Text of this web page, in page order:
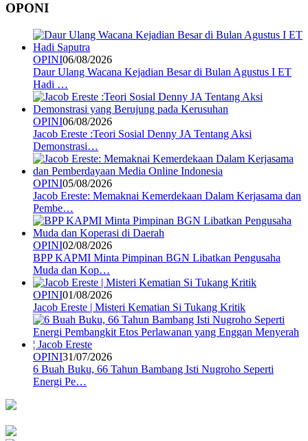
OPONI
OPINI06/08/2026
Daur Ulang Wacana Kejadian Besar di Bulan Agustus I ET
Hadi …
OPINI06/08/2026
Jacob Ereste :Teori Sosial Denny JA Tentang Aksi
Demonstrasi…
OPINI05/08/2026
Jacob Ereste: Memaknai Kemerdekaan Dalam Kerjasama dan
Pembe…
OPINI02/08/2026
BPP KAPMI Minta Pimpinan BGN Libatkan Pengusaha
Muda dan Kop…
OPINI01/08/2026
Jacob Ereste | Misteri Kematian Si Tukang Kritik
OPINI31/07/2026
6 Buah Buku, 66 Tahun Bambang Isti Nugroho Seperti
Energi Pe…